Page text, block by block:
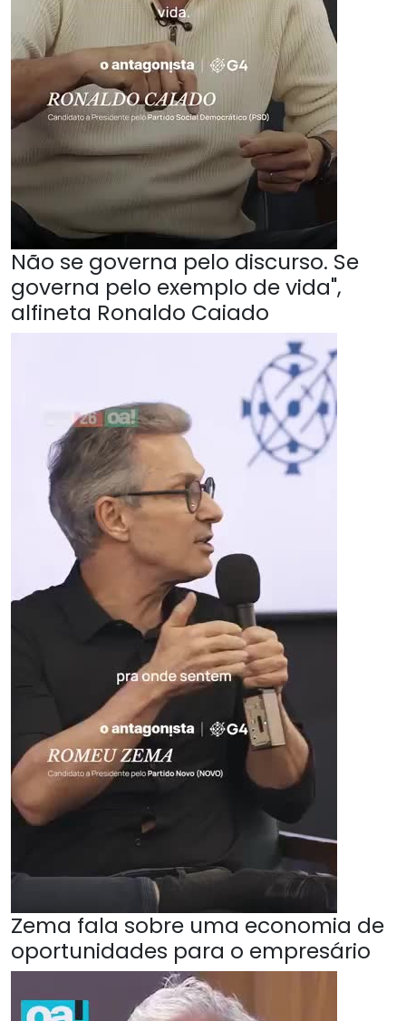
Não se governa pelo discurso. Se
governa pelo exemplo de vida",
alfineta Ronaldo Caiado
Zema fala sobre uma economia de
oportunidades para o empresário